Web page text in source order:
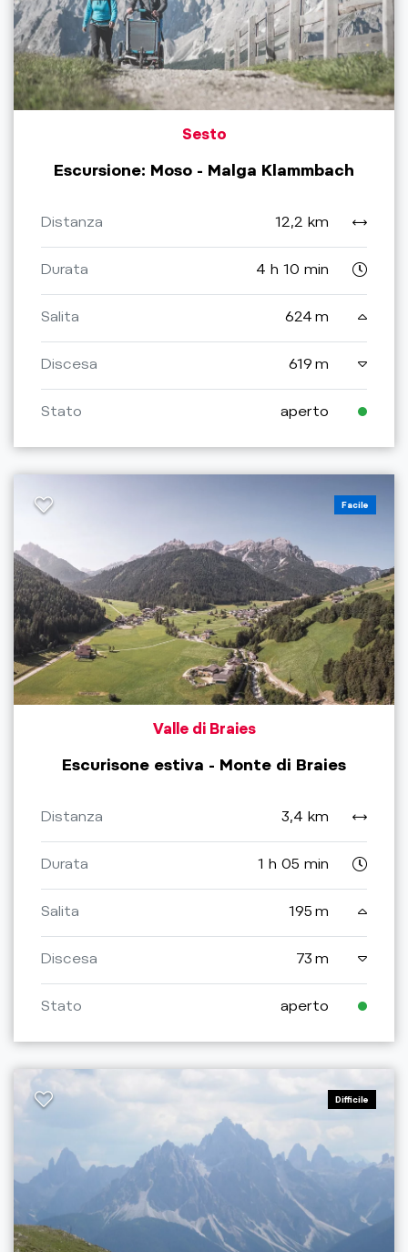
Sesto
Escursione: Moso - Malga Klammbach
Distanza 12,2 km
Durata 4 h 10 min
Salita 624 m
Discesa 619 m
Stato aperto
Facile
Valle di Braies
Escurisone estiva - Monte di Braies
Distanza 3,4 km
Durata 1 h 05 min
Salita 195 m
Discesa 73 m
Stato aperto
Difficile